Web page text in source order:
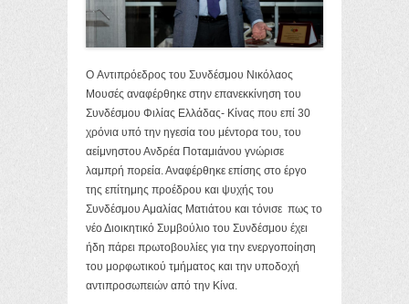
Ο Αντιπρόεδρος του Συνδέσμου Νικόλαος
Μουσές αναφέρθηκε στην επανεκκίνηση του
Συνδέσμου Φιλίας Ελλάδας- Κίνας που επί 30
χρόνια υπό την ηγεσία του μέντορα του, του
αείμνηστου Ανδρέα Ποταμιάνου γνώρισε
λαμπρή πορεία. Αναφέρθηκε επίσης στο έργο
της επίτημης προέδρου και ψυχής του
Συνδέσμου Αμαλίας Ματιάτου και τόνισε πως το
νέο Διοικητικό Συμβούλιο του Συνδέσμου έχει
ήδη πάρει πρωτοβουλίες για την ενεργοποίηση
του μορφωτικού τμήματος και την υποδοχή
αντιπροσωπειών από την Κίνα.